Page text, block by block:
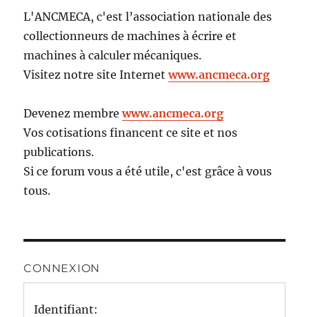
L'ANCMECA, c'est l’association nationale des
collectionneurs de machines à écrire et
machines à calculer mécaniques.
Visitez notre site Internetwww.ancmeca.org
Devenez membrewww.ancmeca.org
Vos cotisations financent ce site et nos
publications.
Si ce forum vous a été utile, c'est grâce à vous
tous.
CONNEXION
Identifiant: